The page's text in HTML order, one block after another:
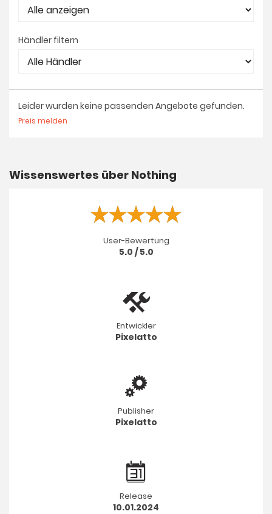
Händler filtern
Leider wurden keine passenden Angebote gefunden.
Preis melden
Wissenswertes über Nothing
User-Bewertung
5.0 / 5.0
Entwickler
Pixelatto
Publisher
Pixelatto
Release
10.01.2024